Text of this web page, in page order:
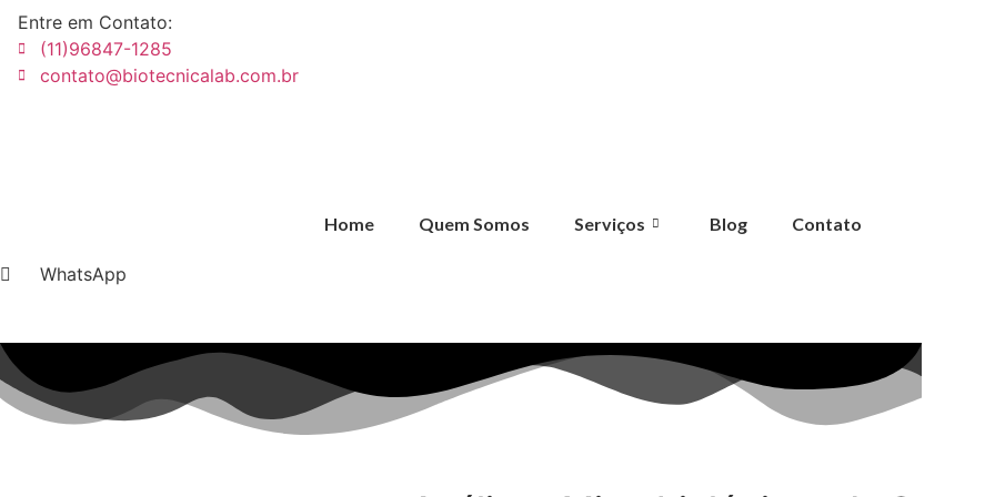
Pular
para
Entre em Contato:
(11)96847-1285
contato@biotecnicalab.com.br
Home Quem Somos Serviços Blog Contato
WhatsApp